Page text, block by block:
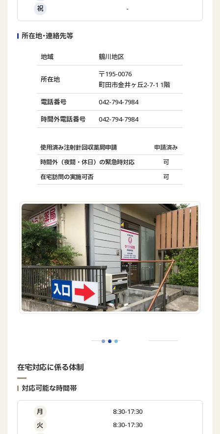
祝
-
所在地･連絡先等
地域 鶴川地区
所在地
〒195-0076
町田市金井ヶ丘2-7-1 1階
電話番号
042-794-7984
時間外電話番号
042-794-7984
使用済み注射針回収薬局申請
申請済み
時間外（夜間・休日）の緊急時対応
可
在宅訪問の実施可否
可
在宅対応に係る体制
対応可能な時間帯
月
8:30-17:30
火
8:30-17:30